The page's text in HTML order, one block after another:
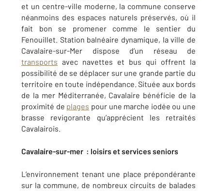
et un centre-ville moderne, la commune conserve
néanmoins des espaces naturels préservés, où il
fait bon se promener comme le sentier du
Fenouillet. Station balnéaire dynamique, la ville de
Cavalaire-sur-Mer dispose d’un réseau de
transports avec navettes et bus qui offrent la
possibilité de se déplacer sur une grande partie du
territoire en toute indépendance. Située aux bords
de la mer Méditerranée, Cavalaire bénéficie de la
proximité de plages pour une marche iodée ou une
brasse revigorante qu’apprécient les retraités
Cavalairois.
Cavalaire-sur-mer : loisirs et services seniors
L’environnement tenant une place prépondérante
sur la commune, de nombreux circuits de balades